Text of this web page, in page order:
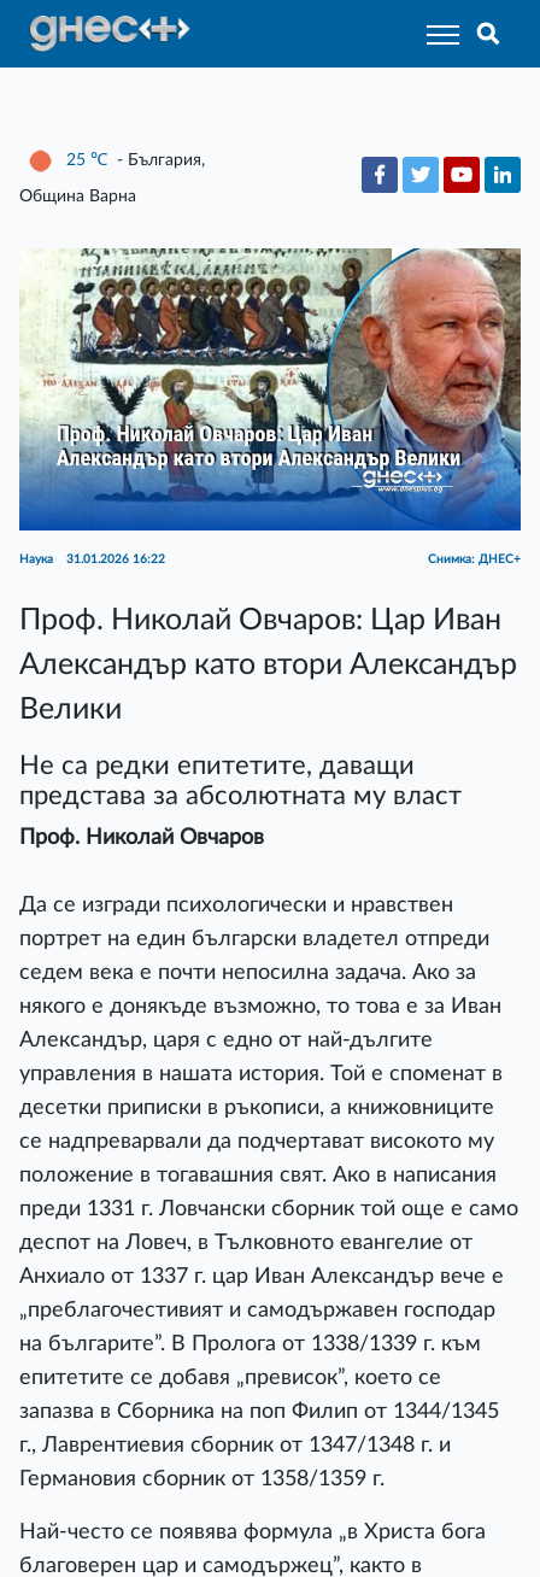
25 ℃ - България,
Община Варна
Наука 31.01.2026 16:22 Снимка: ДНЕС+
Проф. Николай Овчаров: Цар Иван
Александър като втори Александър
Велики
Не са редки епитетите, даващи
представа за абсолютната му власт
Проф. Николай Овчаров
Да се изгради психологически и нравствен
портрет на един български владетел отпреди
седем века е почти непосилна задача. Ако за
някого е донякъде възможно, то това е за Иван
Александър, царя с едно от най-дългите
управления в нашата история. Той е споменат в
десетки приписки в ръкописи, а книжовниците
се надпреварвали да подчертават високото му
положение в тогавашния свят. Ако в написания
преди 1331 г. Ловчански сборник той още е само
деспот на Ловеч, в Тълковното евангелие от
Анхиало от 1337 г. цар Иван Александър вече е
„преблагочестивият и самодържавен господар
на българите”. В Пролога от 1338/1339 г. към
епитетите се добавя „превисок”, което се
запазва в Сборника на поп Филип от 1344/1345
г., Лаврентиевия сборник от 1347/1348 г. и
Германовия сборник от 1358/1359 г.
Най-често се появява формула „в Христа бога
благоверен цар и самодържец”, както в